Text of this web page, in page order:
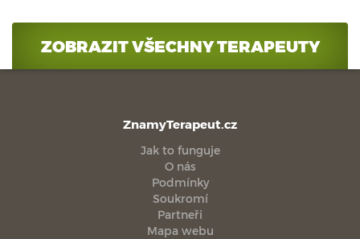
ZOBRAZIT VŠECHNY TERAPEUTY
ZnamyTerapeut.cz
Jak to funguje
O nás
Podmínky
Soukromí
Partneři
Mapa webu